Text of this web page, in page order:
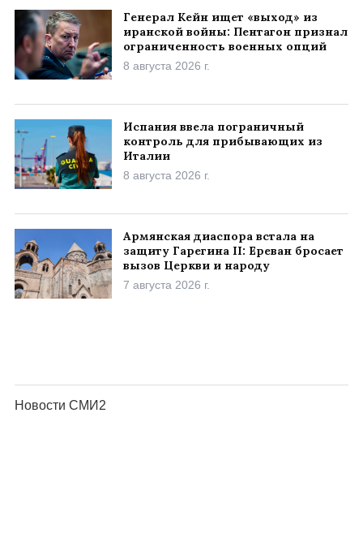
Генерал Кейн ищет «выход» из
иранской войны: Пентагон признал
ограниченность военных опций
8 августа 2026 г.
Испания ввела пограничный
контроль для прибывающих из
Италии
8 августа 2026 г.
Армянская диаспора встала на
защиту Гарегина II: Ереван бросает
вызов Церкви и народу
7 августа 2026 г.